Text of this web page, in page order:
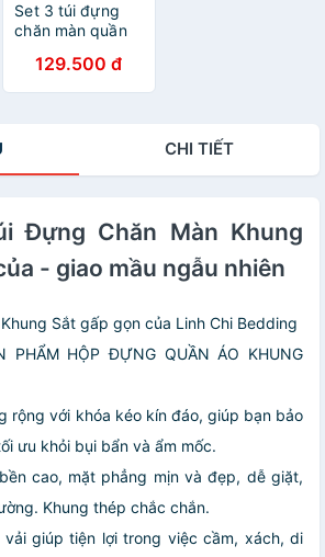
Set 3 túi đựng
chăn màn quần
màu ngẫu nhiên
129.500 đ
CHI TIẾT
Đựng Chăn Màn Khung
- giao mầu ngẫu nhiên
Sắt gấp gọn của Linh Chi Bedding
PHẨM HỘP ĐỰNG QUẦN ÁO KHUNG
rộng với khóa kéo kín đáo, giúp bạn bảo
ưu khỏi bụi bẩn và ẩm mốc.
cao, mặt phẳng mịn và đẹp, dễ giặt,
Khung thép chắc chắn.
giúp tiện lợi trong việc cầm, xách, di